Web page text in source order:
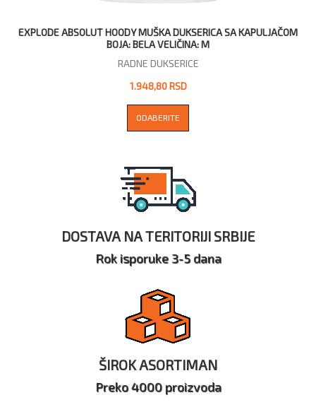
EXPLODE ABSOLUT HOODY MUŠKA DUKSERICA SA KAPULJAČOM
BOJA: BELA VELIČINA: M
RADNE DUKSERICE
1.948,80 RSD
ODABERITE
DOSTAVA NA TERITORIJI SRBIJE
Rok isporuke 3-5 dana
ŠIROK ASORTIMAN
Preko 4000 proizvoda